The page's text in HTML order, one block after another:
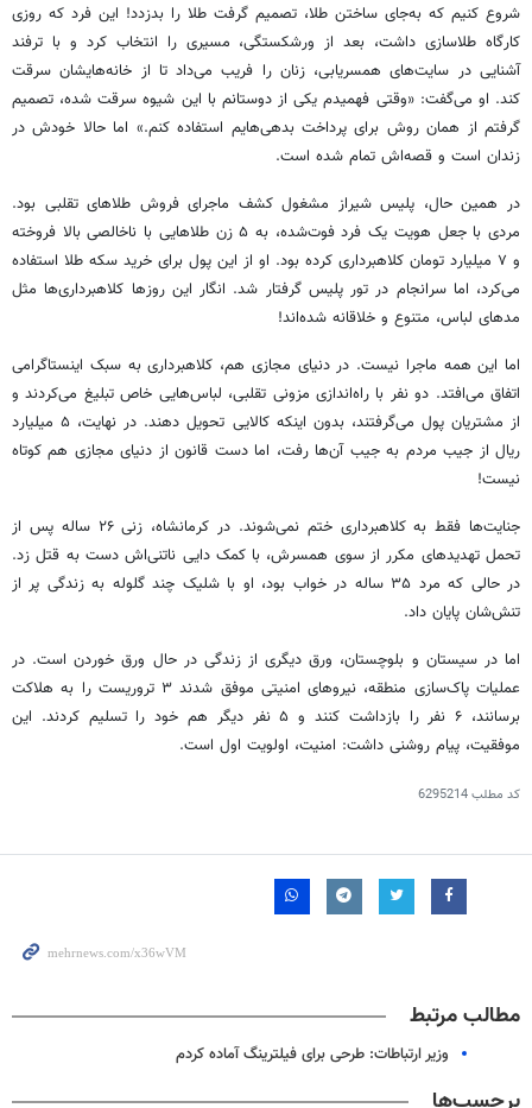
شروع کنیم که به‌جای ساختن طلا، تصمیم گرفت طلا را بدزدد! این فرد که روزی
کارگاه طلاسازی داشت، بعد از ورشکستگی، مسیری را انتخاب کرد و با ترفند
آشنایی در سایت‌های همسریابی، زنان را فریب می‌داد تا از خانه‌هایشان سرقت
کند. او می‌گفت: «وقتی فهمیدم یکی از دوستانم با این شیوه سرقت شده، تصمیم
گرفتم از همان روش برای پرداخت بدهی‌هایم استفاده کنم.» اما حالا خودش در
زندان است و قصه‌اش تمام شده است.
در همین حال، پلیس شیراز مشغول کشف ماجرای فروش طلاهای تقلبی بود.
مردی با جعل هویت یک فرد فوت‌شده، به ۵ زن طلاهایی با ناخالصی بالا فروخته
و ۷ میلیارد تومان کلاهبرداری کرده بود. او از این پول برای خرید سکه طلا استفاده
می‌کرد، اما سرانجام در تور پلیس گرفتار شد. انگار این روزها کلاهبرداری‌ها مثل
مدهای لباس، متنوع و خلاقانه شده‌اند!
اما این همه ماجرا نیست. در دنیای مجازی هم، کلاهبرداری به سبک اینستاگرامی
اتفاق می‌افتد. دو نفر با راه‌اندازی مزونی تقلبی، لباس‌هایی خاص تبلیغ می‌کردند و
از مشتریان پول می‌گرفتند، بدون اینکه کالایی تحویل دهند. در نهایت، ۵ میلیارد
ریال از جیب مردم به جیب آن‌ها رفت، اما دست قانون از دنیای مجازی هم کوتاه
نیست!
جنایت‌ها فقط به کلاهبرداری ختم نمی‌شوند. در کرمانشاه، زنی ۲۶ ساله پس از
تحمل تهدیدهای مکرر از سوی همسرش، با کمک دایی ناتنی‌اش دست به قتل زد.
درحالی
که مرد ۳۵ ساله در خواب بود، او با شلیک چند گلوله به زندگی پر از
تنش‌شان پایان داد.
اما در سیستان و بلوچستان، ورق دیگری از زندگی در حال ورق خوردن است. در
عملیات پاک‌سازی منطقه، نیروهای امنیتی موفق شدند ۳ تروریست را به هلاکت
برسانند، ۶ نفر را بازداشت کنند و ۵ نفر دیگر هم خود را تسلیم کردند. این
موفقیت، پیام روشنی داشت: امنیت، اولویت اول است.
کد مطلب6295214
مطالب مرتبط
وزیر ارتباطات: طرحی برای فیلترینگ آماده کردم
برچسب‌ها